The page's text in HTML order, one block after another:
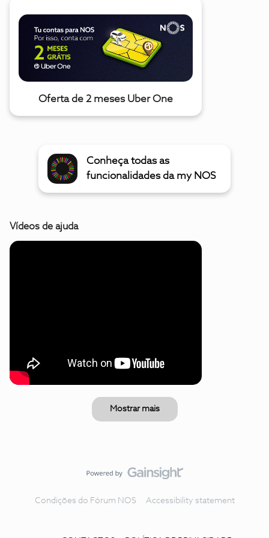
Oferta de 2 meses Uber One
Conheça todas as
funcionalidades da my NOS
Vídeos de ajuda
Mostrar mais
Condições do Fórum NOS Accessibility statement